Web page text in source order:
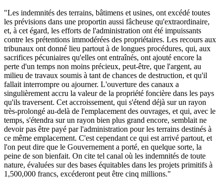
"Les indemnités des terrains, bâtimens et usines, ont excédé toutes
les prévisions dans une proportin aussi fâcheuse qu'extraordinaire,
et, à cet égard, les efforts de l'administration ont été impuissants
contre les prétentions immodérées des propriétaires. Les recours aux
tribunaux ont donné lieu partout à de longues procédures, qui, aux
sacrifices pécuniaires qu'elles ont entraînés, ont ajouté encore la
perte d'un temps non moins précieux, peut-être, que l'argent, au
milieu de travaux soumis à tant de chances de destruction, et qu'il
fallait interrompre ou ajourner. L'ouverture des canaux a
singulièrement accru la valeur de la propriété foncière dans les pays
qu'ils traversent. Cet accroissement, qui s'étend déjà sur un rayon
très-prolongé au-delà de l'emplacement des ouvrages, et qui, avec le
temps, s'étendra sur un rayon bien plus grand encore, semblait ne
devoir pas être payé par l'administration pour les terrains destinés à
ce même emplacement. C'est cependant ce qui est arrivé partout, et
l'on peut dire que le Gouvernement a porté, en quelque sorte, la
peine de son bienfait. On cite tel canal où les indemnités de toute
nature, évaluées sur des bases équitables dans les projets primitifs à
1,500,000 francs, excéderont peut être cinq millions."